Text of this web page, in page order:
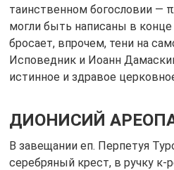
таинственном богословии —
могли быть написаны в конце
бросает, впрочем, тени на
Исповедник и Иоанн
истинное и здравое
ДИОНИСИЙ
В завещании еп. Перпетуя
серебряный крест, в ручку